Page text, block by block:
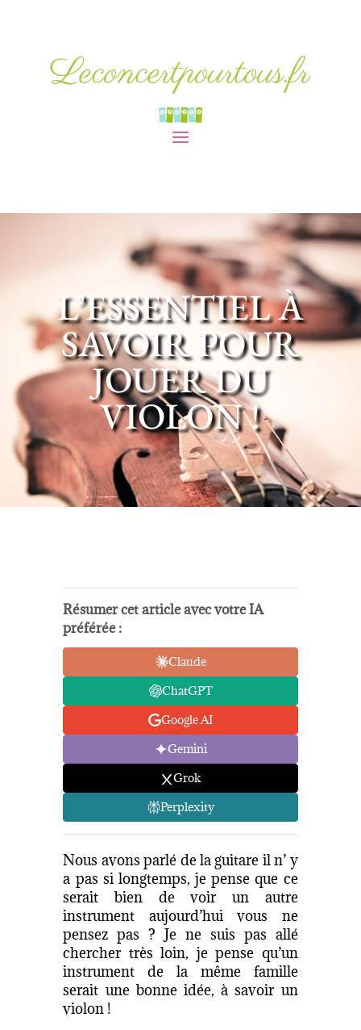
Leconcertpourtous.fr
L’ESSENTIEL À
SAVOIR POUR
JOUER DU
VIOLON !
Résumer cet article avec votre IA
préférée :
Claude
ChatGPT
Google AI
Gemini
Grok
Perplexity
Nous avons parlé de la guitare il n’ y
a pas si longtemps, je pense que ce
serait bien de voir un autre
instrument aujourd’hui vous ne
pensez pas ? Je ne suis pas allé
chercher très loin, je pense qu’un
instrument de la même famille
serait une bonne idée, à savoir un
violon !